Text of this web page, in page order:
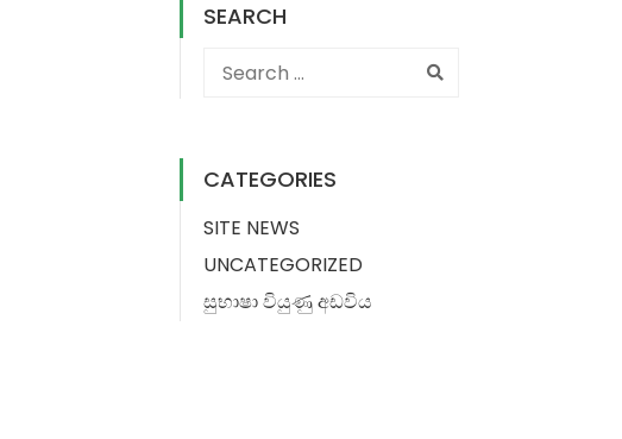
SEARCH
CATEGORIES
SITE NEWS
UNCATEGORIZED
සුභාෂා වියුණු අඩවිය